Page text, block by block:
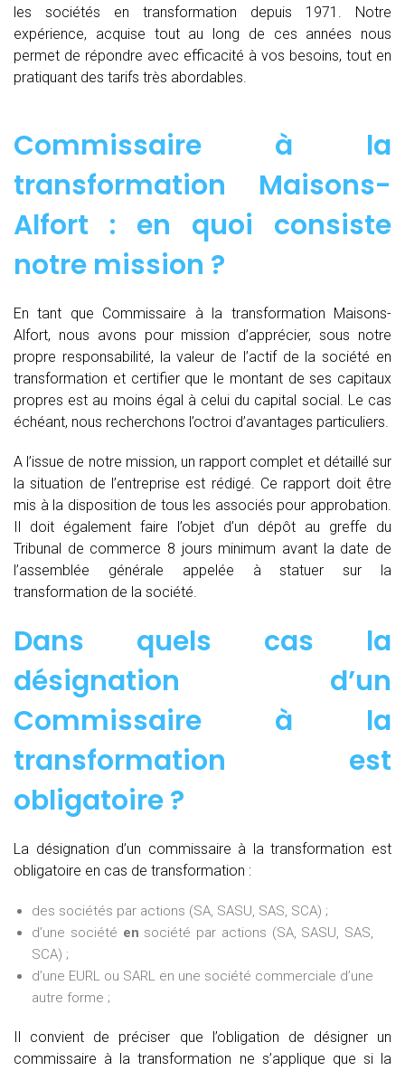
les sociétés en transformation depuis 1971. Notre
expérience, acquise tout au long de ces années nous
permet de répondre avec efficacité à vos besoins, tout en
pratiquant des tarifs très abordables.
Commissaire à la
transformation Maisons-
Alfort : en quoi consiste
notre mission ?
En tant que Commissaire à la transformation Maisons-
Alfort, nous avons pour mission d’apprécier, sous notre
propre responsabilité, la valeur de l’actif de la société en
transformation et certifier que le montant de ses capitaux
propres est au moins égal à celui du capital social. Le cas
échéant, nous recherchons l’octroi d’avantages particuliers.
A l’issue de notre mission, un rapport complet et détaillé sur
la situation de l’entreprise est rédigé. Ce rapport doit être
mis à la disposition de tous les associés pour approbation.
Il doit également faire l’objet d’un dépôt au greffe du
Tribunal de commerce 8 jours minimum avant la date de
l’assemblée générale appelée à statuer sur la
transformation de la société.
Dans quels cas la
désignation d’un
Commissaire à la
transformation est
obligatoire ?
La désignation d’un commissaire à la transformation est
obligatoire en cas de transformation :
des sociétés par actions (SA, SASU, SAS, SCA) ;
d’une société en société par actions (SA, SASU, SAS,
SCA) ;
d’une EURL ou SARL en une société commerciale d’une
autre forme ;
Il convient de préciser que l’obligation de désigner un
commissaire à la transformation ne s’applique que si la